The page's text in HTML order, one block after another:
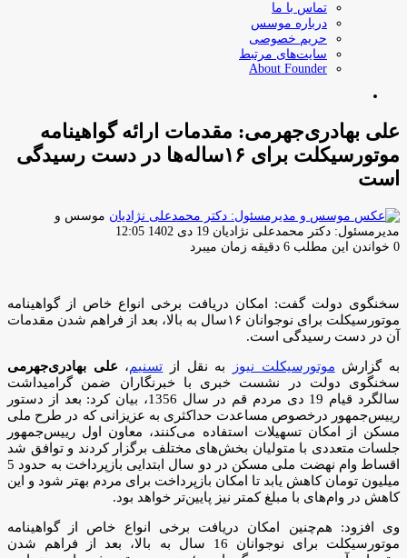
تماس با ما
درباره موسس
حریم خصوصی
سایت‌های مرتبط
About Founder
علی بهادری‌جهرمی: مقدمات ارائه گواهینامه
موتورسیکلت برای ۱۶ساله‌ها در دست رسیدگی
است
موسس و
مدیرمسئول: دکتر محمدعلی نژادیان ارسال
ایمیل
19 دی 1402 12:05
0 خواندن این مطلب 6 دقیقه زمان میبرد
سخنگوی دولت گفت: امکان دریافت برخی انواع خاص از گواهینامه
موتورسیکلت برای نوجوانان ۱۶سال به بالا، بعد از فراهم شدن مقدمات
آن در دست رسیدگی است.
به گزارش موتورسیکلت نیوز به نقل از تسنیم، علی بهادری‌جهرمی
سخنگوی دولت در نشست خبری با خبرنگاران ضمن گرامیداشت
سالگرد قیام 19 دی مردم قم در سال 1356، بیان کرد: بعد از دستور
رییس‌جمهور درخصوص مساعدت حداکثری به عزیزانی که در طرح ملی
مسکن از امکان تسهیلات استفاده می‌کنند، معاون اول رییس‌جمهور
جلسات متعددی با متولیان بخش‌های مختلف برگزار کردند و توافق شد
اقساط وام نهضت ملی مسکن در دو سال ابتدایی بازپرداخت به حدود 5
میلیون تومان کاهش یابد تا امکان بازپرداخت برای مردم بهتر شود و این
کاهش در وام‌های با مبلغ کمتر نیز پایین‌تر خواهد بود.
وی افزود: هم‌چنین امکان دریافت برخی انواع خاص از گواهینامه
موتورسیکلت برای نوجوانان 16 سال به بالا، بعد از فراهم شدن